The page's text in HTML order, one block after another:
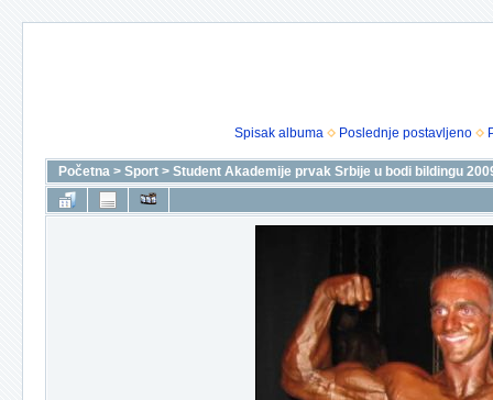
Spisak albuma Poslednje postavljeno
Početna > Sport > Student Akademije prvak Srbije u bodi bildingu